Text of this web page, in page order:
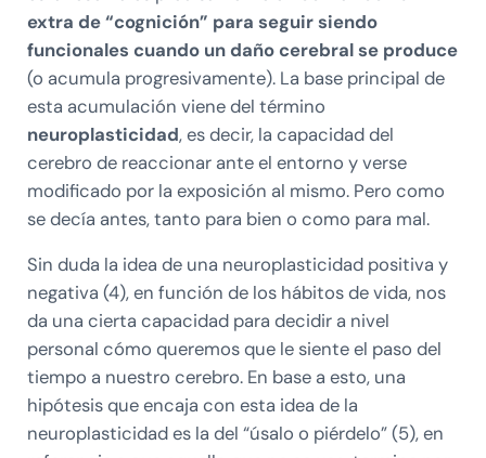
extra de “cognición” para seguir siendo
funcionales cuando un daño cerebral se produce
(o acumula progresivamente). La base principal de
esta acumulación viene del término
neuroplasticidad, es decir, la capacidad del
cerebro de reaccionar ante el entorno y verse
modificado por la exposición al mismo. Pero como
se decía antes, tanto para bien o como para mal.
Sin duda la idea de una neuroplasticidad positiva y
negativa (4), en función de los hábitos de vida, nos
da una cierta capacidad para decidir a nivel
personal cómo queremos que le siente el paso del
tiempo a nuestro cerebro. En base a esto, una
hipótesis que encaja con esta idea de la
neuroplasticidad es la del “úsalo o piérdelo” (5), en